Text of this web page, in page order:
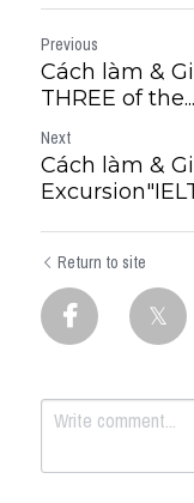
Previous
Cách làm &
THREE of the...
Next
Cách làm &
Return to site